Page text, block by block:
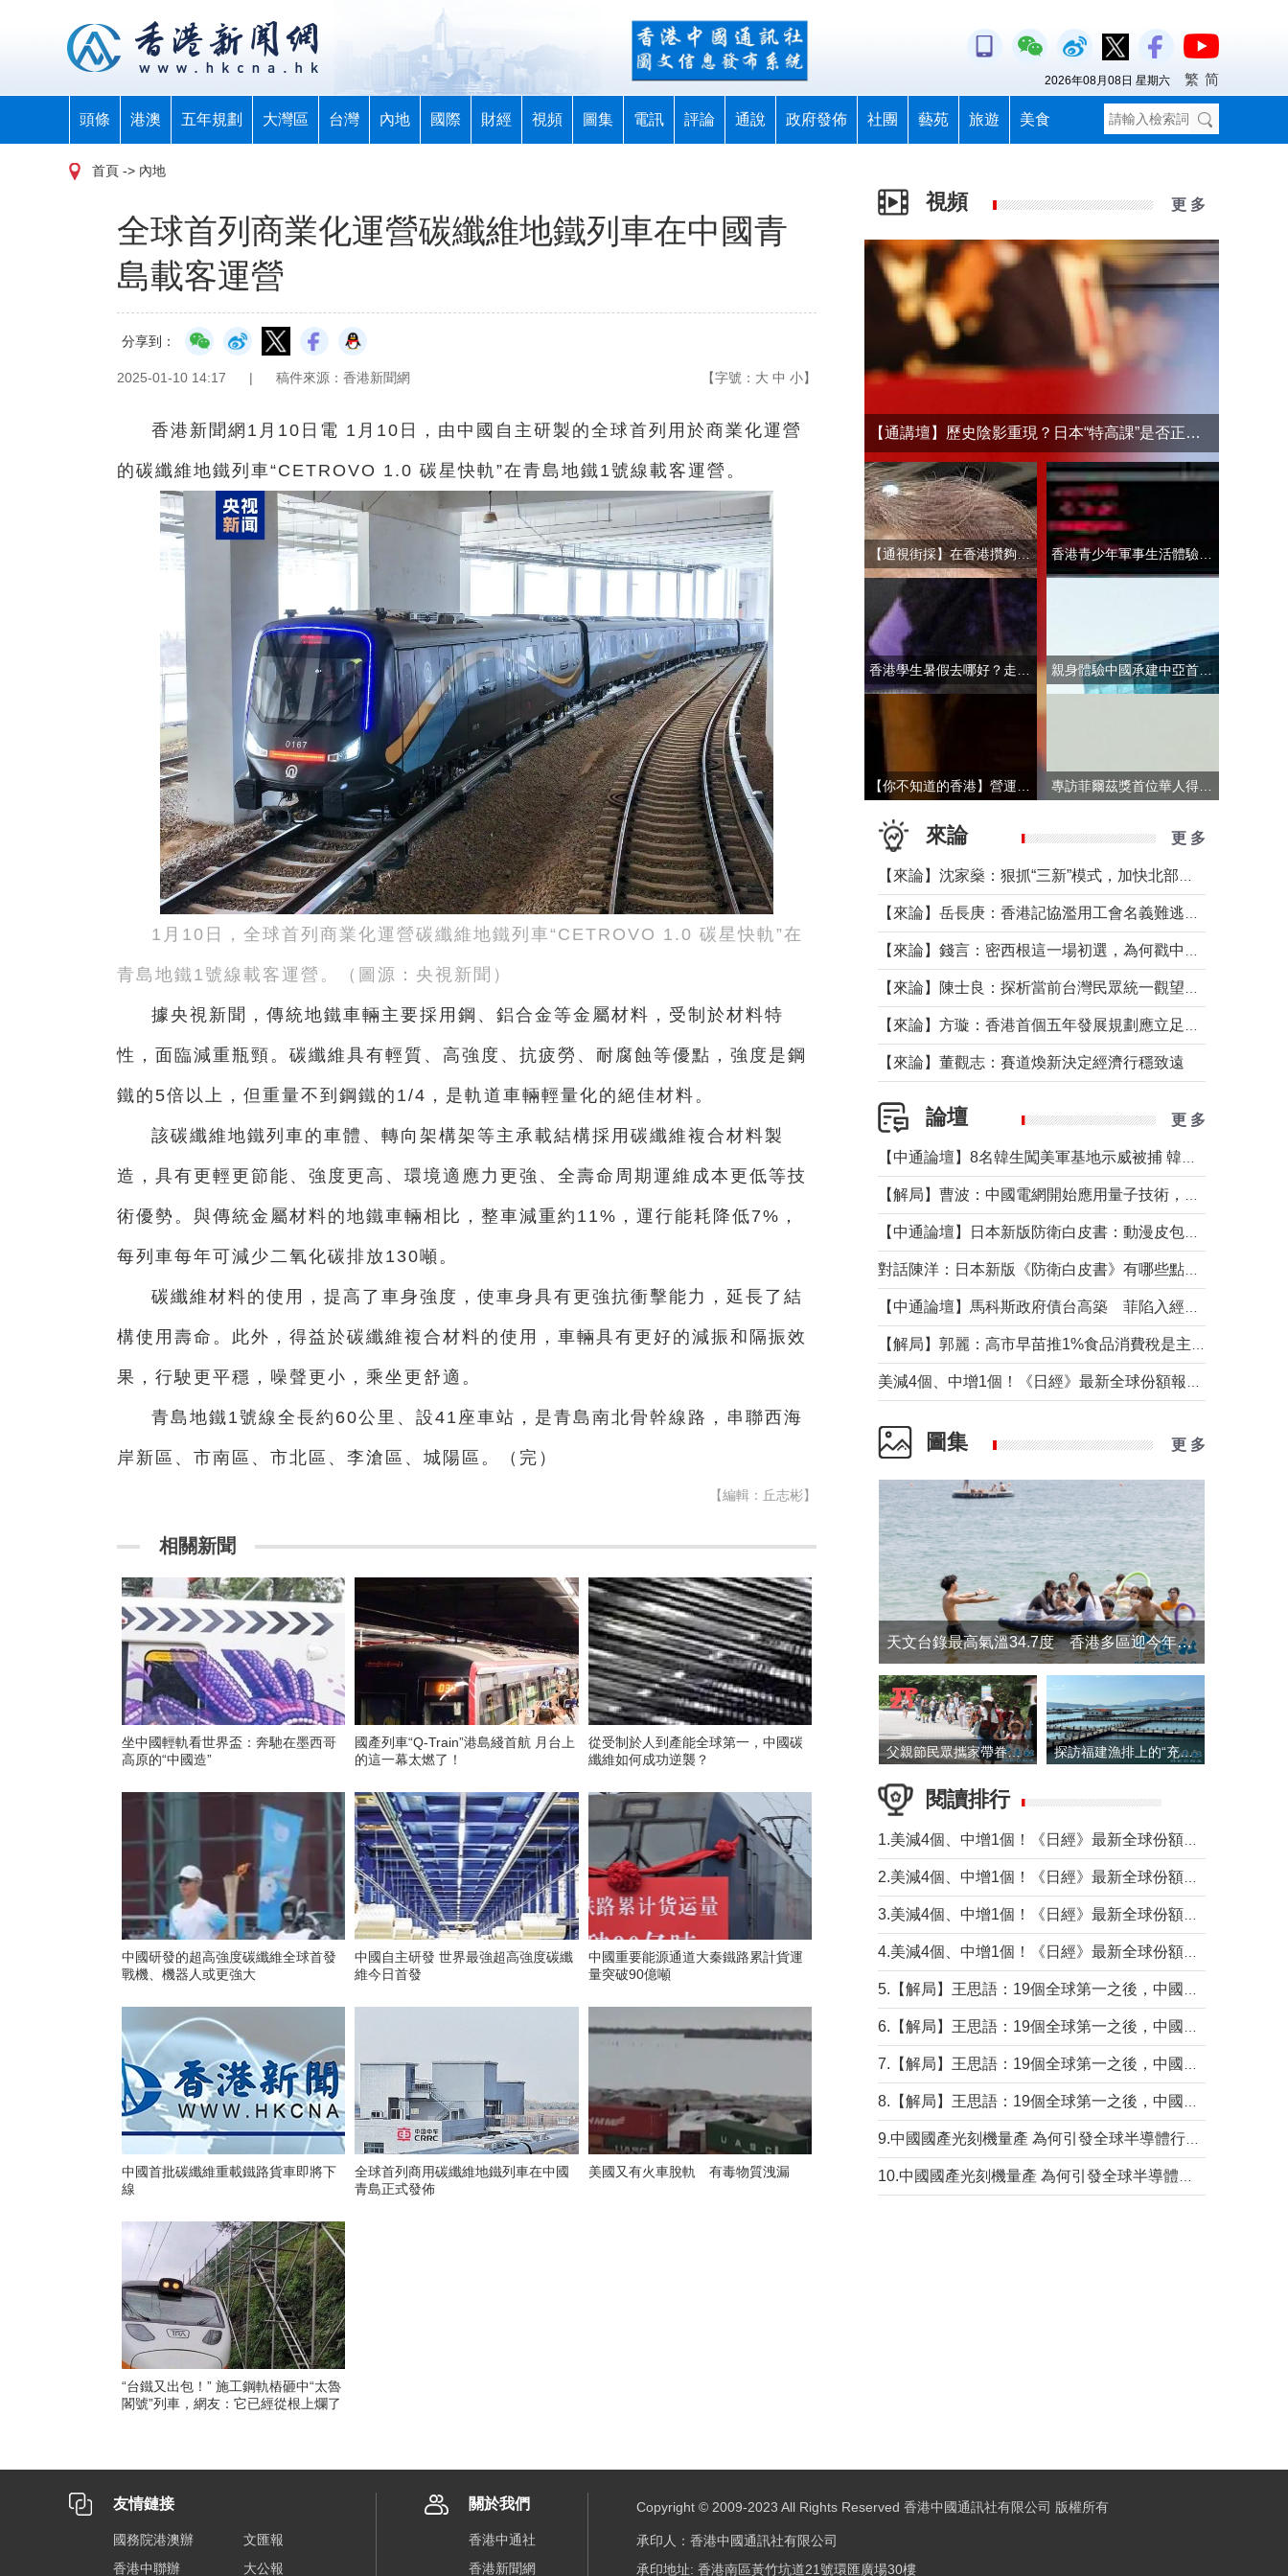
頭條 港澳 五年規劃 大灣區 台灣 內地 國際 財經 視頻 圖集 電訊 評論 通說 政府發佈 社團 藝苑 旅遊 美食
2026年08月08日 星期六 繁 简
首頁 -> 內地
全球首列商業化運營碳纖維地鐵列車在中國青
島載客運營
分享到：
2025-01-10 14:17 | 稿件來源：香港新聞網 【字號： 大 中 小】
香港新聞網1月10日電 1月10日，由中國自主研製的全球首列用於商業化運營
的碳纖維地鐵列車“CETROVO 1.0 碳星快軌”在青島地鐵1號線載客運營。
1月10日，全球首列商業化運營碳纖維地鐵列車“CETROVO 1.0 碳星快軌”在
青島地鐵1號線載客運營。（圖源：央視新聞）
據央視新聞，傳統地鐵車輛主要採用鋼、鋁合金等金屬材料，受制於材料特
性，面臨減重瓶頸。碳纖維具有輕質、高強度、抗疲勞、耐腐蝕等優點，強度是鋼
鐵的5倍以上，但重量不到鋼鐵的1/4，是軌道車輛輕量化的絕佳材料。
該碳纖維地鐵列車的車體、轉向架構架等主承載結構採用碳纖維複合材料製
造，具有更輕更節能、強度更高、環境適應力更強、全壽命周期運維成本更低等技
術優勢。與傳統金屬材料的地鐵車輛相比，整車減重約11%，運行能耗降低7%，
每列車每年可減少二氧化碳排放130噸。
碳纖維材料的使用，提高了車身強度，使車身具有更強抗衝擊能力，延長了結
構使用壽命。此外，得益於碳纖維複合材料的使用，車輛具有更好的減振和隔振效
果，行駛更平穩，噪聲更小，乘坐更舒適。
青島地鐵1號線全長約60公里、設41座車站，是青島南北骨幹線路，串聯西海
岸新區、市南區、市北區、李滄區、城陽區。（完）
【編輯：丘志彬】
相關新聞
坐中國輕軌看世界盃：奔馳在墨西哥
高原的“中國造”
國產列車“Q-Train”港島綫首航 月台上
的這一幕太燃了！
從受制於人到產能全球第一，中國碳
纖維如何成功逆襲？
中國研發的超高強度碳纖維全球首發
戰機、機器人或更強大
中國自主研發 世界最強超高強度碳纖
維今日首發
中國重要能源通道大秦鐵路累計貨運
量突破90億噸
中國首批碳纖維重載鐵路貨車即將下
線
全球首列商用碳纖維地鐵列車在中國
青島正式發佈
美國又有火車脫軌 有毒物質洩漏
“台鐵又出包！” 施工鋼軌樁砸中“太魯
閣號”列車，網友：它已經從根上爛了
視頻 更 多
【通講壇】歷史陰影重現？日本“特高課”是否正在借殼還魂
【通視街採】在香港攢夠多少錢才敢退休？有人退而不休，有人放眼大灣區
來論 更 多
【來論】董觀志：賽道煥新決定經濟行穩致遠
論壇 更 多
圖集 更 多
天文台錄最高氣溫34.7度 香港多區迎今年最熱一天
父親節民眾攜家帶眷出遊 探訪福建漁排上的“充電寶”
閱讀排行
友情鏈接
國務院港澳辦
文匯報
香港中聯辦
大公報
關於我們
香港中通社
香港新聞網
Copyright © 2009-2023 All Rights Reserved 香港中國通訊社有限公司 版權所有
承印人：香港中國通訊社有限公司
承印地址: 香港南區黃竹坑道21號環匯廣場30樓